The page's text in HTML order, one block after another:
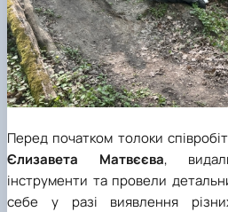
Перед початком толоки
Єлизавета Матвєєва,
інструменти та провели
себе у разі виявлення